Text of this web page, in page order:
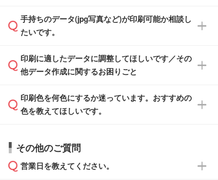
せいただければ、弊社にて無料でデザインデー
タを1点作成いたします。
積・ご注文フォームにアップロードしてご入稿
ください。
ご入稿後は経験豊富なスタッフがデータに不備
がないかチェックし、お客様と確認してから印
刷に進みますので、ご安心ください。
一部商品は入稿用テンプレートのご用意があり
ます。各商品ページの『印刷方法・テンプレー
入稿用のテンプレートはPDF形式ですが、
IllustratorやPhotoshopで開いてご利用いただけ
方」をご確認ください。
手持ちのデータ(jpg写真など)が印刷可能か相談し
たいです。
印刷に適したデータ・解像度かどうか、担当ス
タッフが事前に確認いたします。
ムへ添付いただくか、担当スタッフ宛にメール
でお送りください。
い合わせください。
なお、印刷用データの作り方に関する詳細は、
印刷に適したデータに調整してほしいです／その
他データ作成に関するお困りごと
データ作成でお困りの際には、担当スタッフが
サポートいたしますのでお気軽にご相談くださ
から添付してお送りください。
・解像度の低いデータをトレース/調整してほ
印刷色を何色にするか迷っています。おすすめの
色を教えてほしいです。
お見積・ご注文・
相談いただきますと、担当スタッフがお客様の
ご希望や商品の本体色を確認し、印刷色をご提
その他のご質問
営業日を教えてください。